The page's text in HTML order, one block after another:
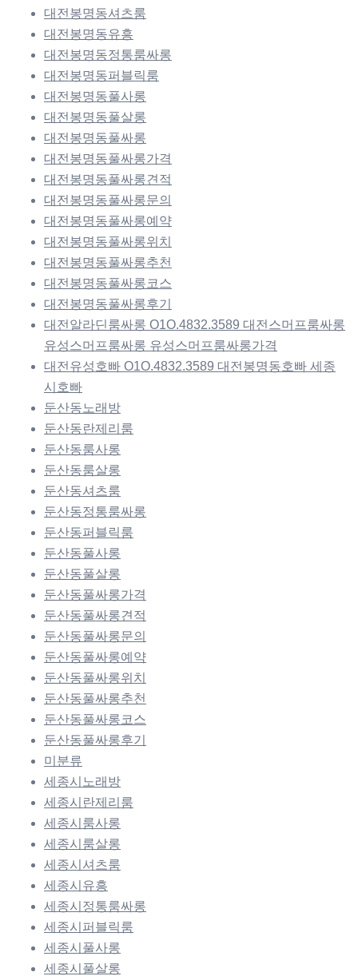
대전봉명동셔츠룸
대전봉명동유흥
대전봉명동정통룸싸롱
대전봉명동퍼블릭룸
대전봉명동풀사롱
대전봉명동풀살롱
대전봉명동풀싸롱
대전봉명동풀싸롱가격
대전봉명동풀싸롱견적
대전봉명동풀싸롱문의
대전봉명동풀싸롱예약
대전봉명동풀싸롱위치
대전봉명동풀싸롱추천
대전봉명동풀싸롱코스
대전봉명동풀싸롱후기
대전알라딘룸싸롱 O1O.4832.3589 대전스머프룸싸롱
유성스머프룸싸롱 유성스머프룸싸롱가격
대전유성호빠 O1O.4832.3589 대전봉명동호빠 세종
시호빠
둔산동노래방
둔산동란제리룸
둔산동룸사롱
둔산동룸살롱
둔산동셔츠룸
둔산동정통룸싸롱
둔산동퍼블릭룸
둔산동풀사롱
둔산동풀살롱
둔산동풀싸롱가격
둔산동풀싸롱견적
둔산동풀싸롱문의
둔산동풀싸롱예약
둔산동풀싸롱위치
둔산동풀싸롱추천
둔산동풀싸롱코스
둔산동풀싸롱후기
미분류
세종시노래방
세종시란제리룸
세종시룸사롱
세종시룸살롱
세종시셔츠룸
세종시유흥
세종시정통룸싸롱
세종시퍼블릭룸
세종시풀사롱
세종시풀살롱